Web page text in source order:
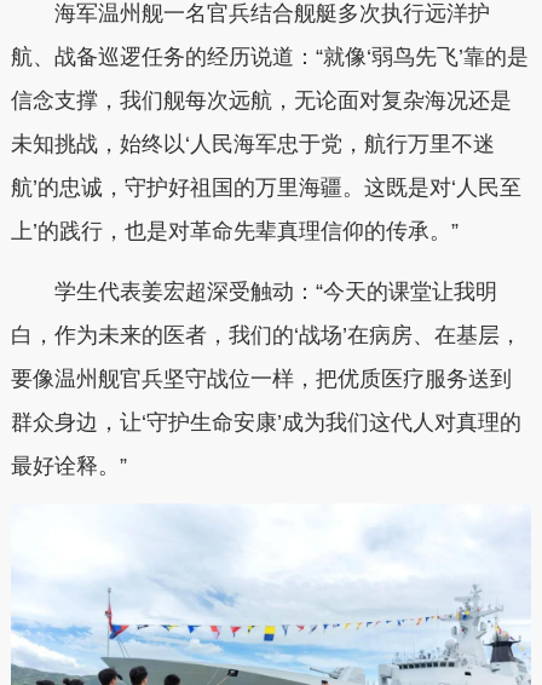
海军温州舰一名官兵结合舰艇多次执行远洋护
航、战备巡逻任务的经历说道：“就像‘弱鸟先飞’靠的是
信念支撑，我们舰每次远航，无论面对复杂海况还是
未知挑战，始终以‘人民海军忠于党，航行万里不迷
航’的忠诚，守护好祖国的万里海疆。这既是对‘人民至
上’的践行，也是对革命先辈真理信仰的传承。”
学生代表姜宏超深受触动：“今天的课堂让我明
白，作为未来的医者，我们的‘战场’在病房、在基层，
要像温州舰官兵坚守战位一样，把优质医疗服务送到
群众身边，让‘守护生命安康’成为我们这代人对真理的
最好诠释。”